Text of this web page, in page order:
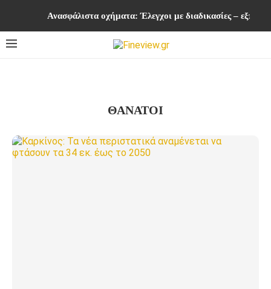
Ανασφάλιστα οχήματα: Έλεγχοι με διαδικασίες –
ΘΑΝΑΤΟΙ